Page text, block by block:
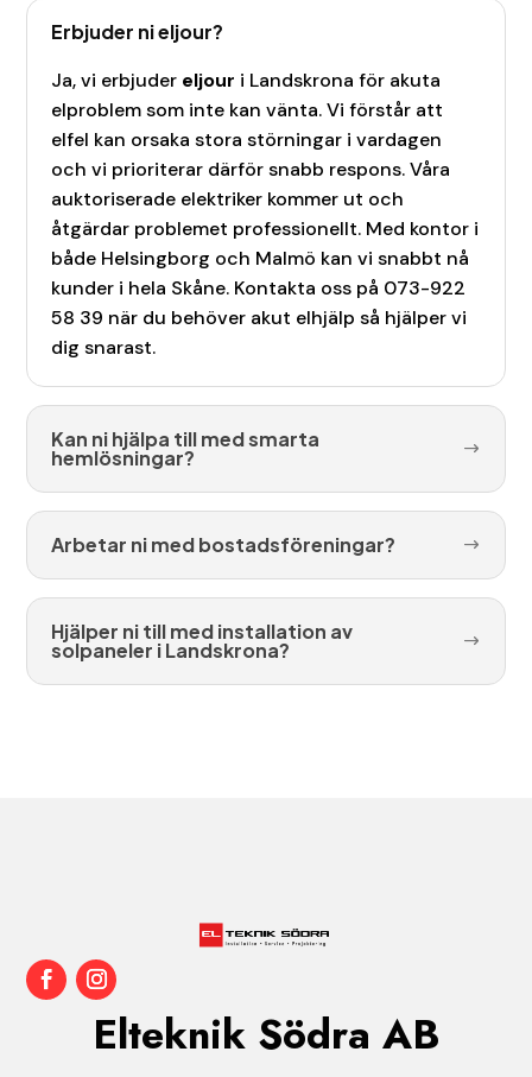
Erbjuder ni eljour?
Ja, vi erbjuder eljour i Landskronaför akuta
elproblem som inte kan vänta. Vi förstår att
elfel kan orsaka stora störningar i vardagen
och vi prioriterar därför snabb respons. Våra
auktoriserade elektriker kommer ut och
åtgärdar problemet professionellt. Med kontor i
både Helsingborg och Malmö kan vi snabbt nå
kunder i hela Skåne. Kontakta oss på 073-922
58 39 när du behöver akut elhjälp så hjälper vi
dig snarast.
Kan ni hjälpa till med smarta
hemlösningar?
Arbetar ni med bostadsföreningar?
Hjälper ni till med installation av
solpaneler i Landskrona?
Elteknik Södra AB